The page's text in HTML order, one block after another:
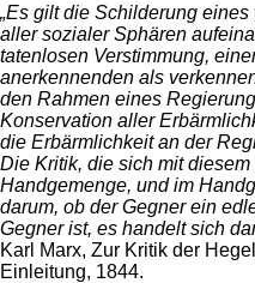
„Es gilt die Schilderung
aller sozialer Sphären
tatenlosen Verstimmung,
anerkennenden als
den Rahmen eines
Konservation aller
die Erbärmlichkeit an der
Die Kritik, die sich mit
Handgemenge, und im
darum, ob der Gegner ein
Gegner ist, es handelt sich
Karl Marx, Zur Kritik der
Einleitung, 1844.